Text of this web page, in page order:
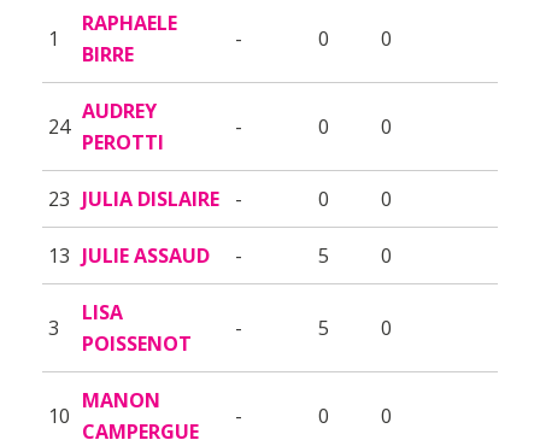
1
RAPHAELE
BIRRE
- 0 0
24
AUDREY
PEROTTI
- 0 0
23 JULIA DISLAIRE - 0 0
13 JULIE ASSAUD - 5 0
3
LISA
POISSENOT
- 5 0
10
MANON
CAMPERGUE
- 0 0